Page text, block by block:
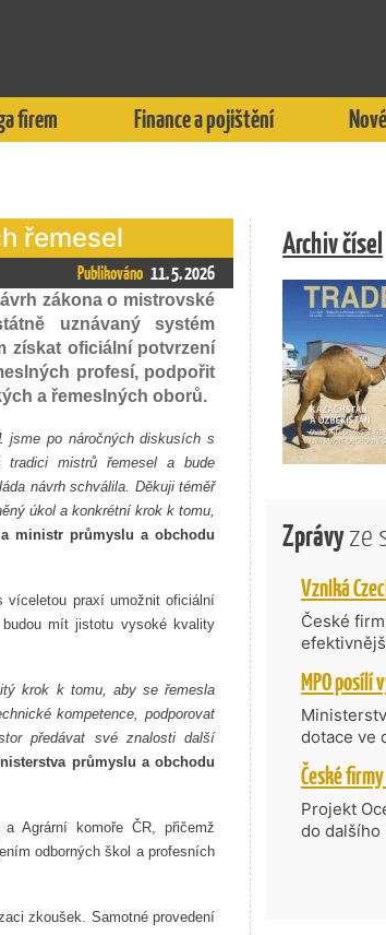
firem Finance a pojištění
řemesel
Publikováno 11. 5. 2026
zákona o mistrovské
uznávaný systém
získat oficiální potvrzení
profesí, podpořit
a řemeslných oborů.
jsme po náročných diskusích s
tradici mistrů řemesel a bude
návrh schválila. Děkuji téměř
úkol a konkrétní krok k tomu,
ministr průmyslu a obchodu
víceletou praxí umožnit oficiální
mít jistotu vysoké kvality
krok k tomu, aby se řemesla
kompetence, podporovat
předávat své znalosti další
průmyslu a obchodu
Agrární komoře ČR, přičemž
odborných škol a profesních
zkoušek. Samotné provedení
Archiv čísel
Zprávyze
České
nabídne
zahraniční
dotace ve
Transfer,
Částkou
umělé
do
Projekt
do dalšího
prosazují